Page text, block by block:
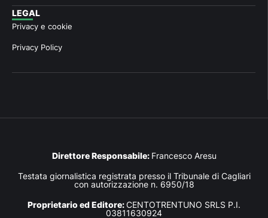
LEGAL
Privacy e cookie
Privacy Policy
Direttore Responsabile: Francesco Aresu
Testata giornalistica registrata presso il Tribunale di Cagliari
con autorizzazione n. 6950/18
Proprietario ed Editore:CENTOTRENTUNO SRLS P.I.
03811630924